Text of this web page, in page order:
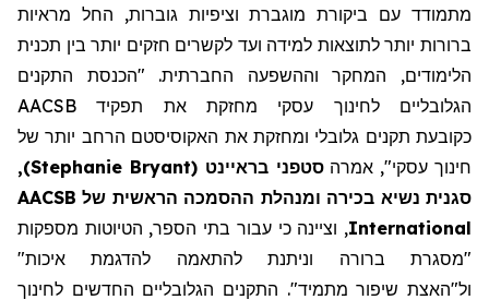
מתמודד עם ביקורת מוגברת וציפיותגוברות, החל מראיות
ברורות יותר לתוצאות למידה ועד לקשרים חזקים יותר בין תכנית
הלימודים, המחקר וההשפעה החברתית. "הכנסת התקנים
הגלובליים לחינוך עסקי מחזקת את תפקיד AACSB
כקובעת תקנים גלובלי ומחזקת את האקוסיסטם הרחב יותר של
חינוך עסקי", אמרהסטפניבראיינט (
Stephanie Bryant
)
,
סגנית נשיא בכירה ומנהלת ההסמכה הראשית של AACSB
International, וציינה כי עבור בתי הספר, הטיוטות מספקות
"מסגרת ברורה וניתנת להתאמה להדגמת איכות"
ול"האצתשיפור מתמיד". התקנים הגלובליים החדשים לחינוך